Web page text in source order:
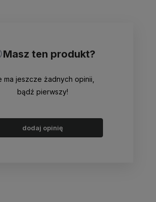
Masz ten produkt?
ma jeszcze żadnych opinii,
bądź pierwszy!
dodaj opinię